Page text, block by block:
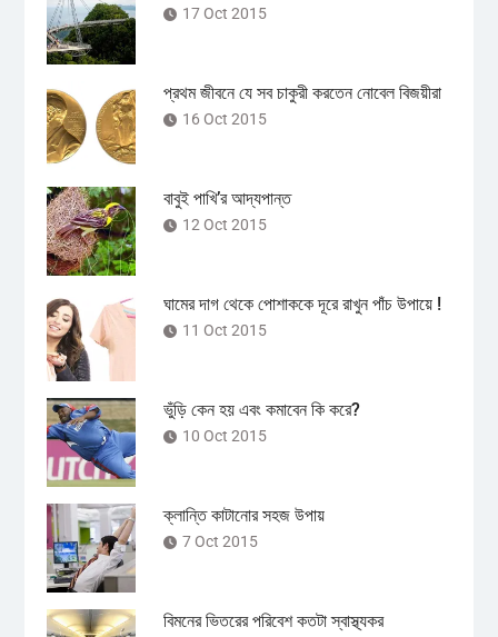
17 Oct 2015
প্রথম জীবনে যে সব চাকুরী করতেন নোবেল বিজয়ীরা
16 Oct 2015
বাবুই পাখি’র আদ্যপান্ত
12 Oct 2015
ঘামের দাগ থেকে পোশাককে দূরে রাখুন পাঁচ উপায়ে !
11 Oct 2015
ভুঁড়ি কেন হয় এবং কমাবেন কি করে?
10 Oct 2015
ক্লান্তি কাটানোর সহজ উপায়
7 Oct 2015
বিমনের ভিতরের পরিবেশ কতটা স্বাস্থ্যকর